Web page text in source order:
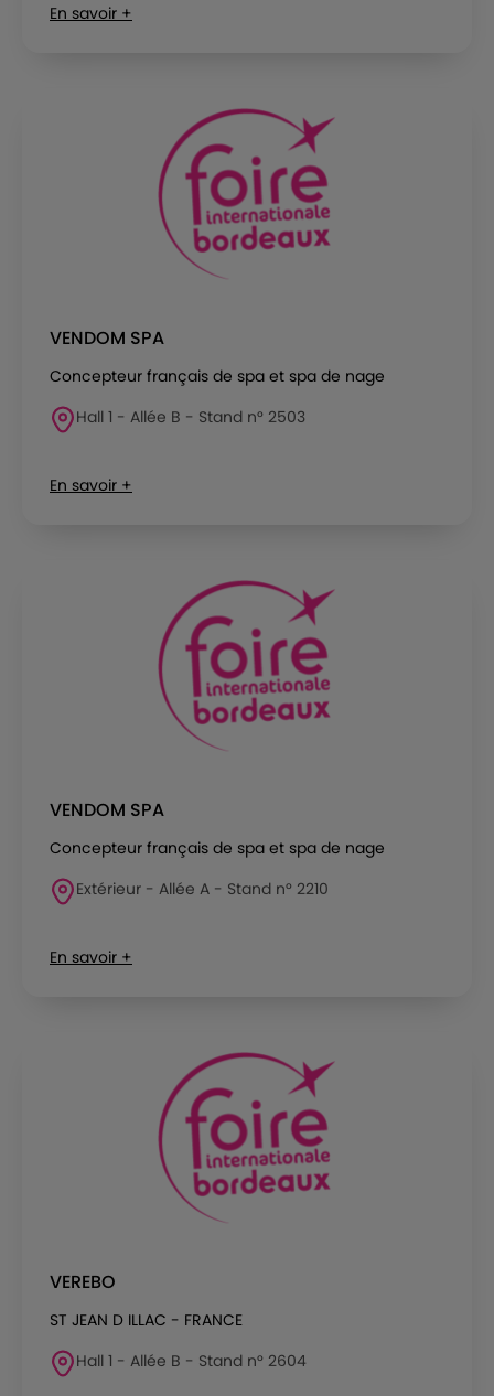
En savoir +
VENDOM SPA
Concepteur français de spa et spa de nage
Hall 1 - Allée B - Stand n° 2503
En savoir +
VENDOM SPA
Concepteur français de spa et spa de nage
Extérieur - Allée A - Stand n° 2210
En savoir +
VEREBO
ST JEAN D ILLAC - FRANCE
Hall 1 - Allée B - Stand n° 2604